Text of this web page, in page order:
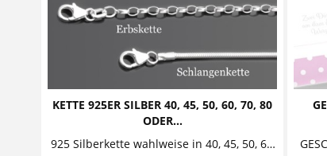
KETTE 925ER SILBER 40, 45, 50, 60, 70, 80
ODER...
925 Silberkette wahlweise in 40, 45, 50, 60, 70, 80 oder 90cm Kugel-, Anker-, Erbs- oder Schlangenkette aus 925er Sterling Silber jeweils erhältlich in den Längen 40cm, 45cm, 50cm,...